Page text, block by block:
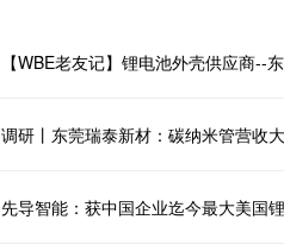
【WBE老友记】锂电池外壳供应商--
调研丨东莞瑞泰新材：碳纳米管营收
先导智能：获中国企业迄今最大美国